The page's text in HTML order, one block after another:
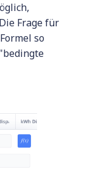
Frage für
so